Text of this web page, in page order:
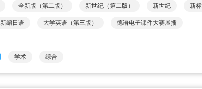
全新版（第二版） 新世纪（第二版） 新世纪 新
新编日语 大学英语（第三版） 德语电子课件大赛展播
学术 综合